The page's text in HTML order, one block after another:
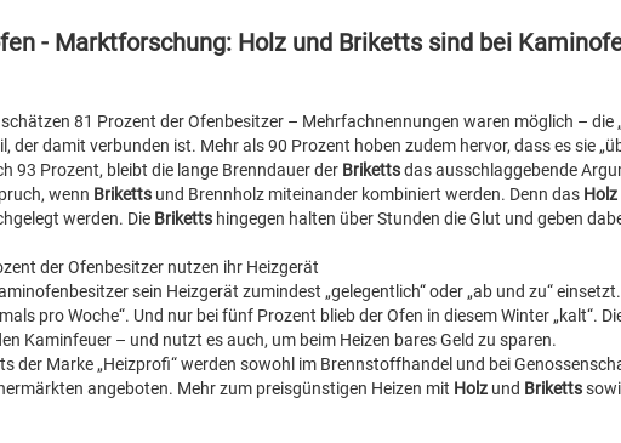
- Marktforschung: Holz und Briketts sind bei
81 Prozent der Ofenbesitzer – Mehrfachnennungen waren möglich – die
der damit verbunden ist. Mehr als 90 Prozent hoben zudem hervor, dass es sie
93 Prozent, bleibt die lange Brenndauer der Brikettsdas ausschlaggebende
wenn Briketts und Brennholz miteinander kombiniert werden. Denn das Holz
werden. Die Briketts hingegen halten über Stunden die Glut und geben
der Ofenbesitzer nutzen ihr Heizgerät
sein Heizgerät zumindest „gelegentlich“ oder „ab und zu“
pro Woche“. Und nur bei fünf Prozent blieb der Ofen in diesem Winter „kalt“.
Kaminfeuer – und nutzt es auch, um beim Heizen bares Geld zu sparen.
der Marke „Heizprofi“ werden sowohl im Brennstoffhandel und bei
angeboten. Mehr zum preisgünstigen Heizen mit Holz und Briketts